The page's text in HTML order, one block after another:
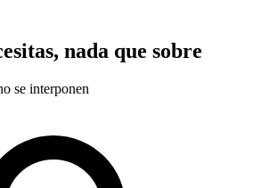
nada que sobre
se interponen